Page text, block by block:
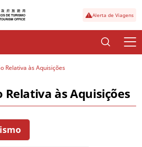
Alerta de Viagens
Relativa às Aquisições
às Aquisições